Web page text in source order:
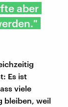
aber
Es ist
viele
bleiben, weil